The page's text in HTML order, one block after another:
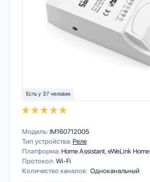
Есть у 37 человек
Модель: IM160712005
Тип устройства: Реле
Платформа: Home AssistanteWeLink Home
Протокол:Wi-Fi
Количество каналов: Одноканальный